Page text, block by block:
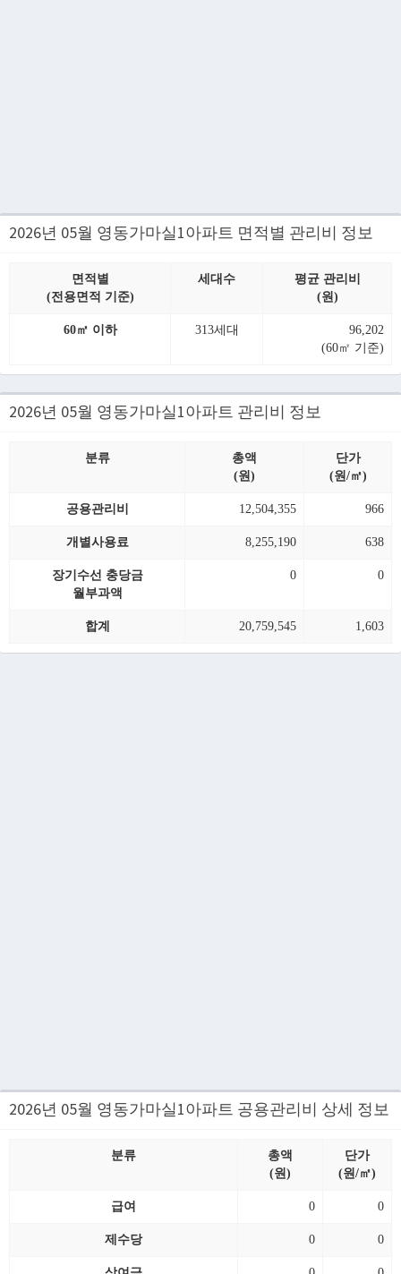
2026년 05월 영동가마실1아파트 면적별 관리비 정보
면적별
(전용면적 기준)
세대수
평균 관리비
(원)
60㎡ 이하 313세대
96,202
(60㎡ 기준)
2026년 05월 영동가마실1아파트 관리비 정보
분류
총액
(원)
단가
(원/㎡)
공용관리비 12,504,355 966
개별사용료 8,255,190 638
장기수선 충당금
월부과액
0 0
합계 20,759,545 1,603
2026년 05월 영동가마실1아파트 공용관리비 상세 정보
분류
총액
(원)
단가
(원/㎡)
급여 0 0
제수당 0 0